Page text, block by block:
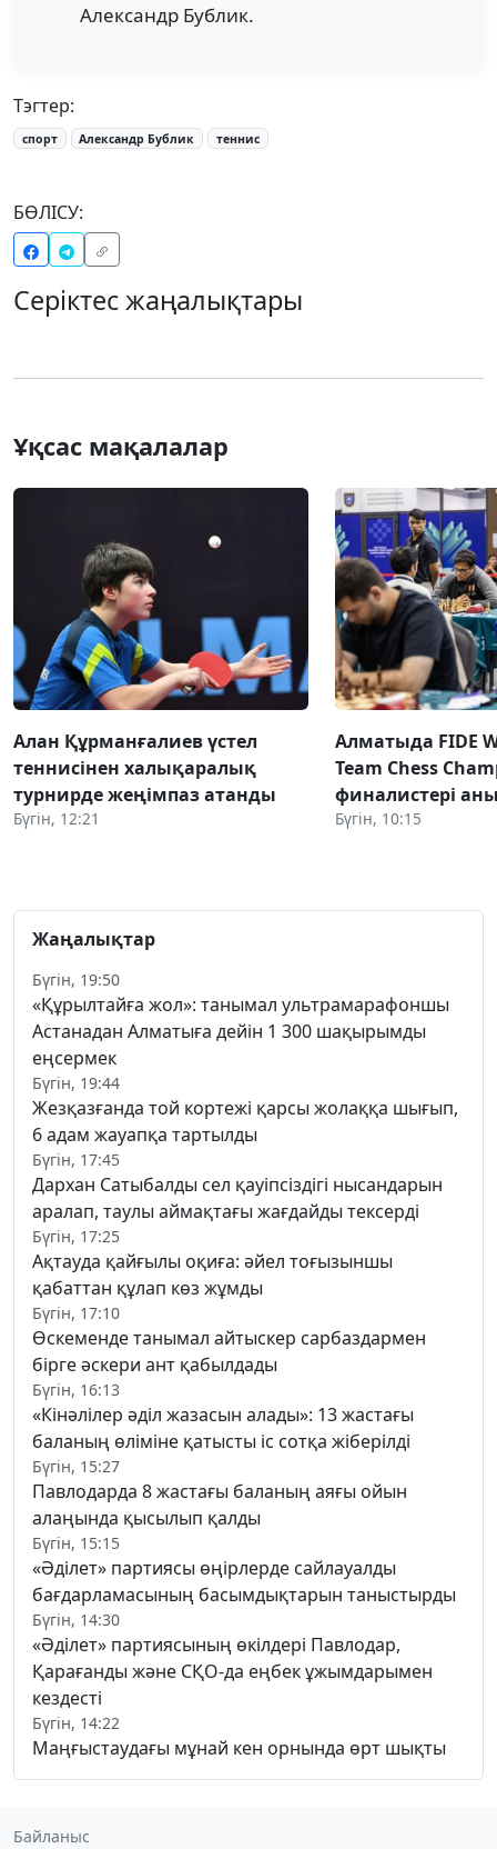
Александр Бублик.
Тэгтер:
спорт Александр Бублик теннис
БӨЛІСУ:
Серіктес жаңалықтары
Ұқсас мақалалар
Алан Құрманғалиев үстел
теннисінен халықаралық
турнирде жеңімпаз атанды
Бүгін, 12:21
Алматыда FIDE
Team Chess
финалистері
Бүгін, 10:15
Жаңалықтар
Бүгін, 19:50
«Құрылтайға жол»: танымал ультрамарафоншы
Астанадан Алматыға дейін 1 300 шақырымды
еңсермек
Бүгін, 19:44
Жезқазғанда той кортежі қарсы жолаққа шығып,
6 адам жауапқа тартылды
Бүгін, 17:45
Дархан Сатыбалды сел қауіпсіздігі нысандарын
аралап, таулы аймақтағы жағдайды тексерді
Бүгін, 17:25
Ақтауда қайғылы оқиға: әйел тоғызыншы
қабаттан құлап көз жұмды
Бүгін, 17:10
Өскеменде танымал айтыскер сарбаздармен
бірге әскери ант қабылдады
Бүгін, 16:13
«Кінәлілер әділ жазасын алады»: 13 жастағы
баланың өліміне қатысты іс сотқа жіберілді
Бүгін, 15:27
Павлодарда 8 жастағы баланың аяғы ойын
алаңында қысылып қалды
Бүгін, 15:15
«Әділет» партиясы өңірлерде сайлауалды
бағдарламасының басымдықтарын таныстырды
Бүгін, 14:30
«Әділет» партиясының өкілдері Павлодар,
Қарағанды және СҚО-да еңбек ұжымдарымен
кездесті
Бүгін, 14:22
Маңғыстаудағы мұнай кен орнында өрт шықты
Байланыс